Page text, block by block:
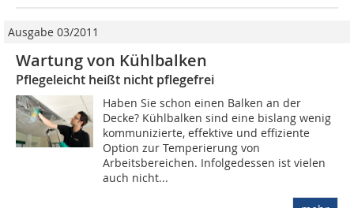
Ausgabe 03/2011
Wartung von Kühlbalken
Pflegeleicht heißt nicht pflegefrei
Haben Sie schon einen Balken an der
Decke? Kühlbalken sind eine bislang wenig
kommunizierte, effektive und effiziente
Option zur Temperierung von
Arbeitsbereichen. Infolgedessen ist vielen
auch nicht...